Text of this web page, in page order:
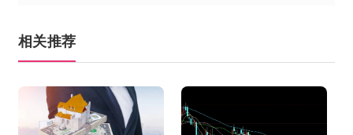
相关推荐